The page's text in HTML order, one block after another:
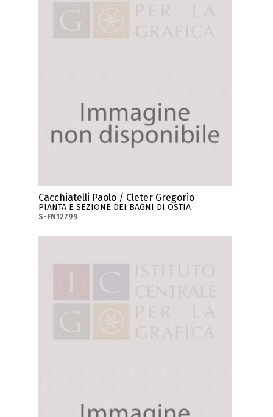
Cacchiatelli Paolo / Cleter Gregorio
PIANTA E SEZIONE DEI BAGNI DI OSTIA
S-FN12799